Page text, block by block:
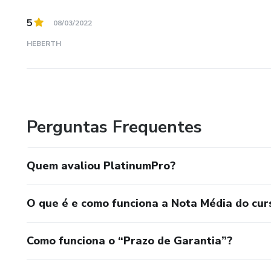
5 08/03/2022
HEBERTH
Perguntas Frequentes
Quem avaliou PlatinumPro?
O que é e como funciona a Nota Média do
Como funciona o “Prazo de Garantia”?